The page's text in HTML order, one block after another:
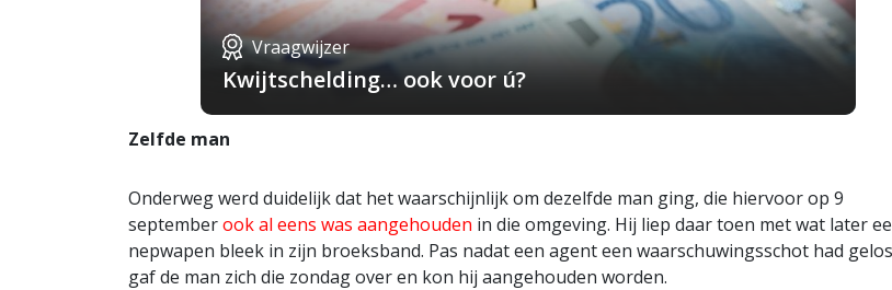
Vraagwijzer
Kwijtschelding… ook voor ú?
Zelfde man
Onderweg werd duidelijk dat het waarschijnlijk om dezelfde man ging, die hiervoor op 9
septemberook al eens was aangehouden in die omgeving. Hij liep daar toen met wat later
nepwapen bleek in zijn broeksband. Pas nadat een agent een waarschuwingsschot had
gaf de man zich die zondag over en kon hij aangehouden worden.